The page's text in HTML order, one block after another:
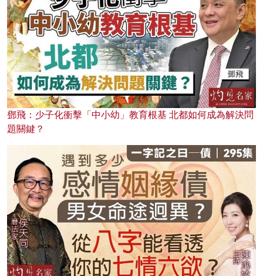
鄧飛：少子化衝擊「中小幼」教育根基 北都如何成為解決問
題關鍵？